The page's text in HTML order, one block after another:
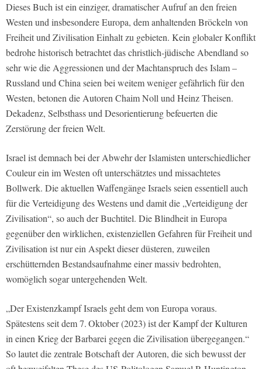
Dieses Buch ist ein einziger, dramatischer Aufruf an den freien
Westen und insbesondere Europa, dem anhaltenden Bröckeln von
Freiheit und Zivilisation Einhalt zu gebieten. Kein globaler Konflikt
bedrohe historisch betrachtet das christlich-jüdische Abendland so
sehr wie die Aggressionen und der Machtanspruch des Islam –
Russland und China seien bei weitem weniger gefährlich für den
Westen, betonen die Autoren Chaim Noll und Heinz Theisen.
Dekadenz, Selbsthass und Desorientierung befeuerten die
Zerstörung der freien Welt.
Israel ist demnach bei der Abwehr der Islamisten unterschiedlicher
Couleur ein im Westen oft unterschätztes und missachtetes
Bollwerk. Die aktuellen Waffengänge Israels seien essentiell auch
für die Verteidigung des Westens und damit die „Verteidigung der
Zivilisation“, so auch der Buchtitel. Die Blindheit in Europa
gegenüber den wirklichen, existenziellen Gefahren für Freiheit und
Zivilisation ist nur ein Aspekt dieser düsteren, zuweilen
erschütternden Bestandsaufnahme einer massiv bedrohten,
womöglich sogar untergehenden Welt.
„Der Existenzkampf Israels geht dem von Europa voraus.
Spätestens seit dem 7. Oktober (2023) ist der Kampf der Kulturen
in einen Krieg der Barbarei gegen die Zivilisation übergegangen.“
So lautet die zentrale Botschaft der Autoren, die sich bewusst der